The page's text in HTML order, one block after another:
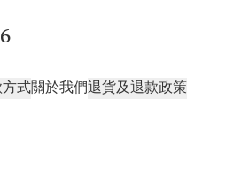
式關於我們退貨及退款政策